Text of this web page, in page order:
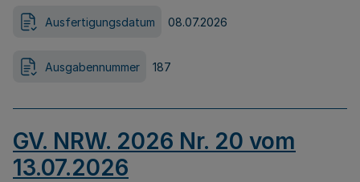
Ausfertigungsdatum 08.07.2026
Ausgabennummer 187
GV. NRW. 2026 Nr. 20 vom
13.07.2026